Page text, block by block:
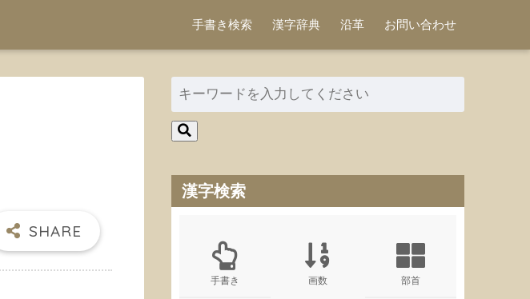
手書き検索 漢字辞典 沿革 お問い合わせ
漢字検索
手書き 画数 部首